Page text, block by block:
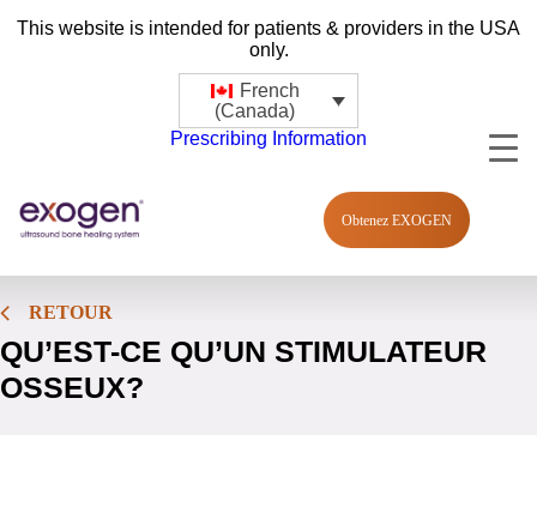
This website is intended for patients & providers in the USA
only.
French
(Canada)
Prescribing Information
Obtenez EXOGEN
RETOUR
QU’EST-CE QU’UN STIMULATEUR
OSSEUX?